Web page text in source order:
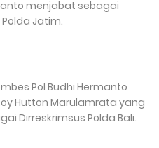
menjabat sebagai
Jatim.
Pol Budhi Hermanto
Hutton Marulamrata yang
Dirreskrimsus Polda Bali.